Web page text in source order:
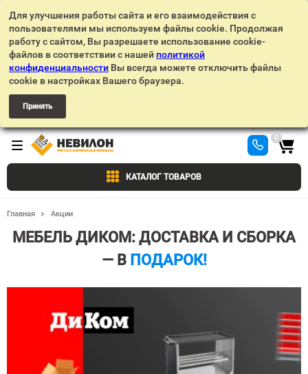
Для улучшения работы сайта и его взаимодействия с
пользователями мы используем файлы cookie. Продолжая
работу с сайтом, Вы разрешаете использование cookie-
файлов в соответствии с нашей политикой
конфиденциальности Вы всегда можете отключить файлы
cookie в настройках Вашего браузера.
Принять
КАТАЛОГ ТОВАРОВ
0
Главная Акции
МЕБЕЛЬ ДИКОМ: ДОСТАВКА И СБОРКА
— В ПОДАРОК!